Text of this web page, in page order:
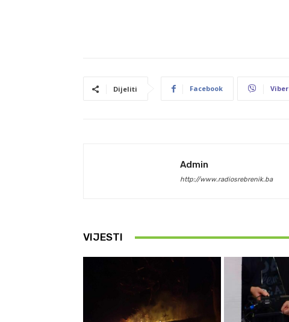
Dijeliti Facebook Viber
Admin
http://www.radiosrebrenik.ba
VIJESTI